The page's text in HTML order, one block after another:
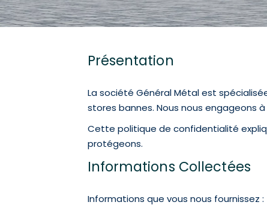
Présentation
La société Général Métal est
stores bannes. Nous nous engageons
Cette politique de confidentialité
protégeons.
Informations Collectées
Informations que vous nous fournissez :